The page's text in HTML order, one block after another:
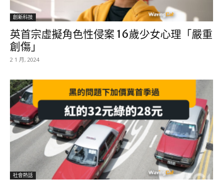
創新科技
英首宗虛擬角色性侵案 16歲少女心理「嚴重
創傷」
2 1 月, 2024
社會熱話